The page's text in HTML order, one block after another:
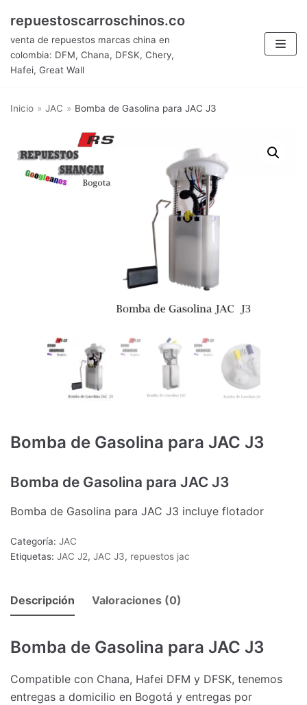
Saltar
contenido
repuestoscarroschinos.co
venta de repuestos marcas china en
colombia: DFM, Chana, DFSK, Chery,
Hafei, Great Wall
Inicio » JAC » Bomba de Gasolina para JAC J3
Bomba de Gasolina para JAC J3
Bomba de Gasolina para JAC J3
Bomba de Gasolina para JAC J3 incluye flotador
Categoría: JAC
Etiquetas: JAC J2, JAC J3, repuestos jac
Descripción Valoraciones (0)
Bomba de Gasolina para JAC J3
Compatible con Chana, Hafei DFM y DFSK, tenemos
entregas a domicilio en Bogotá y entregas por